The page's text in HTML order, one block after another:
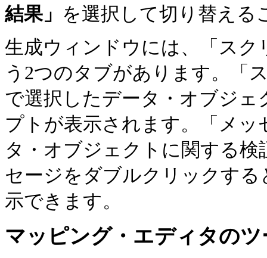
結果」 を選択して切り替える
生成ウィンドウには、「ス
う2つのタブがあります。「
で選択したデータ・オブジ
プトが表示されます。「メ
タ・オブジェクトに関する
セージをダブルクリックす
示できます。
マッピング・エディタの